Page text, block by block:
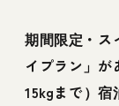
期間限定・ス
イプラン」が
15kgまで）